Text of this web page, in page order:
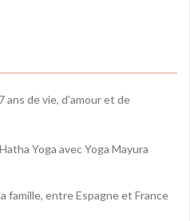
ans de vie, d'amour et de
Yoga avec Yoga Mayura
famille, entre Espagne et France